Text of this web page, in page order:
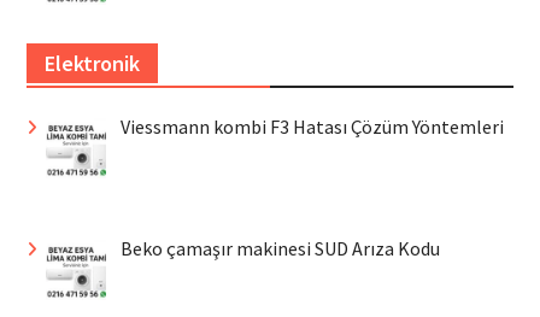
Elektronik
Viessmann kombi F3 Hatası Çözüm Yöntemleri
Beko çamaşır makinesi SUD Arıza Kodu